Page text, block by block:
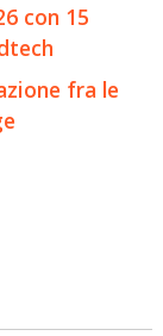
con 15
fra le